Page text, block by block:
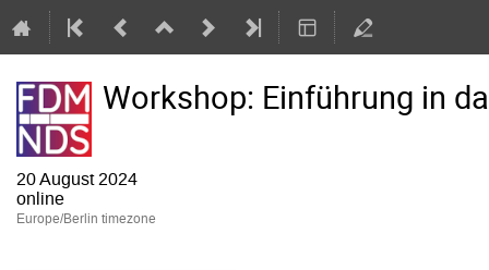
Workshop: Einführung in
20 August 2024
online
Europe/Berlin timezone